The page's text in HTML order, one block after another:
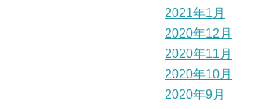
2021年1月
2020年12月
2020年11月
2020年10月
2020年9月